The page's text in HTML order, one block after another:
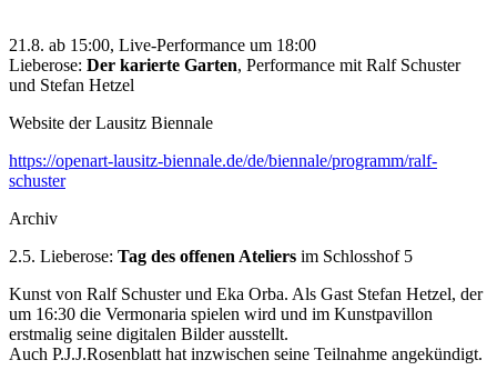
21.8. ab 15:00, Live-Performance um 18:00
Lieberose: Der karierte Garten, Performance mit Ralf Schuster
und Stefan Hetzel
Website der Lausitz Biennale
https://openart-lausitz-biennale.de/de/biennale/programm/ralf-
schuster
Archiv
2.5. Lieberose: Tag des offenen Ateliers im Schlosshof 5
Kunst von Ralf Schuster und Eka Orba. Als Gast Stefan Hetzel, der
um 16:30 die Vermonaria spielen wird und im Kunstpavillon
erstmalig seine digitalen Bilder ausstellt.
Auch P.J.J.Rosenblatt hat inzwischen seine Teilnahme angekündigt.